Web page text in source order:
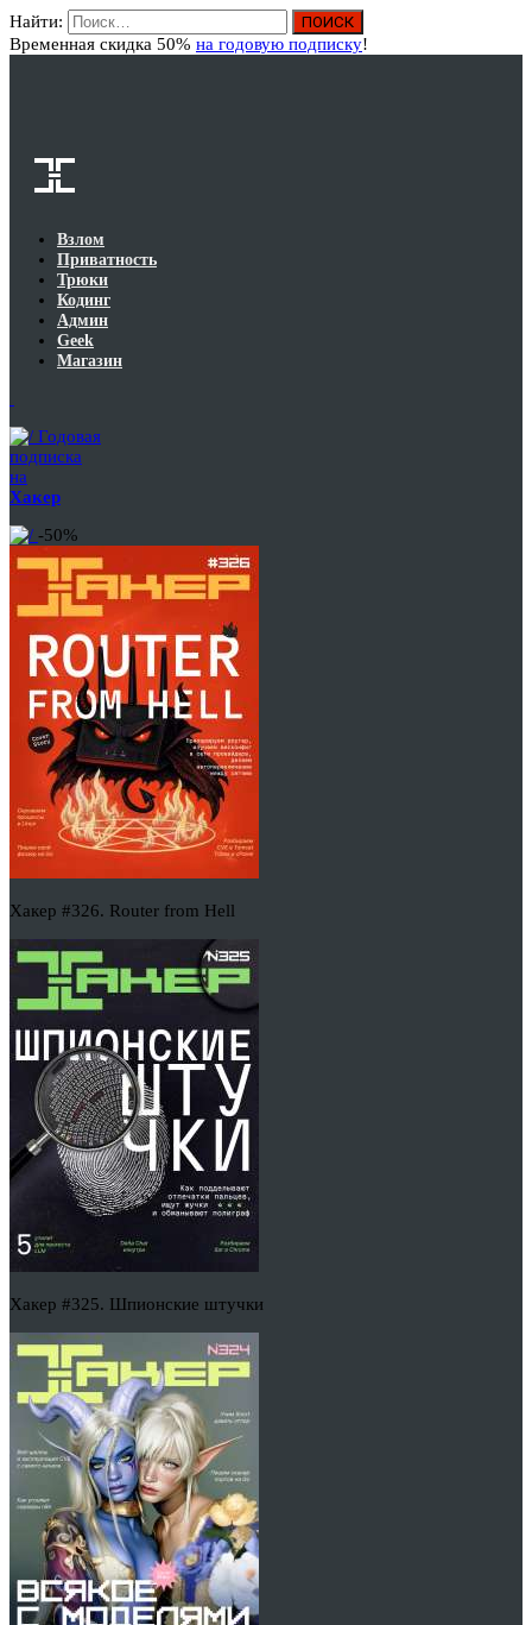
Найти:
Временная скидка 50% на годовую подписку!
Взлом
Приватность
Трюки
Кодинг
Админ
Geek
Магазин
Годовая
подписка
на
Хакер
-50%
Хакер #326. Router from Hell
Хакер #325. Шпионские штучки